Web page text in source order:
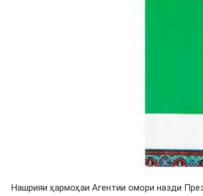
Нашрияи ҳармоҳаи Агентии омори назди